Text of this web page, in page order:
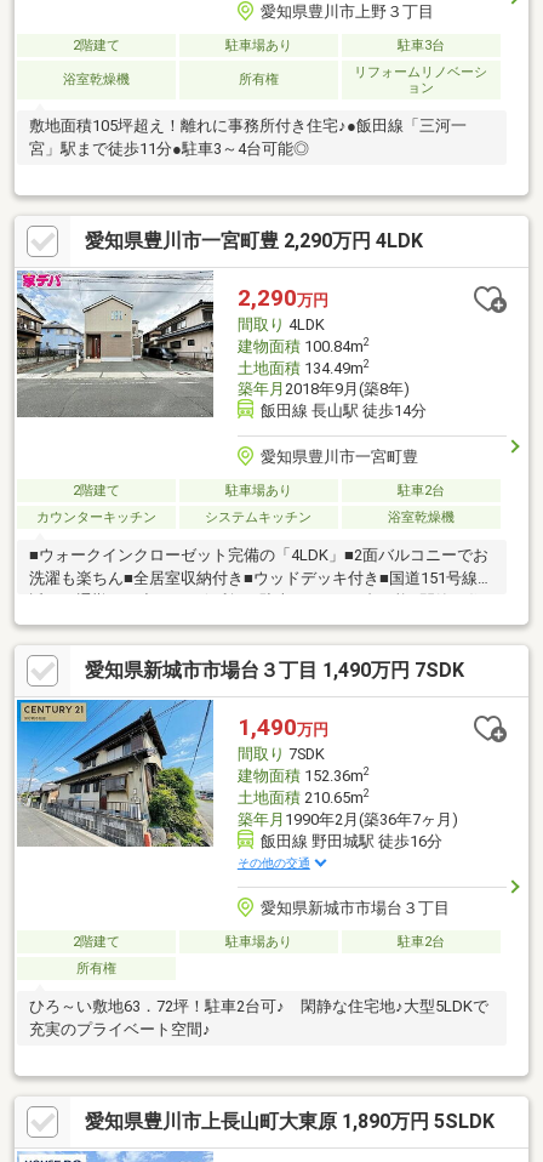
愛知県豊川市上野３丁目
2階建て 駐車場あり 駐車3台
浴室乾燥機 所有権
リフォームリノベーシ
ョン
敷地面積105坪超え！離れに事務所付き住宅♪●飯田線「三河一
宮」駅まで徒歩11分●駐車3～4台可能◎
愛知県豊川市一宮町豊 2,290万円 4LDK
2,290万円
間取り 4LDK
建物面積100.84m2
土地面積134.49m2
築年月 2018年9月(築8年)
飯田線 長山駅 徒歩14分
愛知県豊川市一宮町豊
2階建て 駐車場あり
駐車2台
カウンターキッチン
システムキッチン 浴室乾燥機
■ウォークインクローゼット完備の「4LDK」■2面バルコニーでお
洗濯も楽ちん■全居室収納付き■ウッドデッキ付き■国道151号線が
宅地♪
愛知県新城市市場台３丁目 1,490万円 7SDK
1,490万円
間取り 7SDK
建物面積152.36m2
土地面積210.65m2
築年月 1990年2月(築36年7ヶ月)
飯田線 野田城駅 徒歩16分
その他の交通
愛知県新城市市場台３丁目
2階建て 駐車場あり
駐車2台
所有権
ひろ～い敷地63．72坪！駐車2台可♪ 閑静な住宅地♪大型5LDKで
充実のプライベート空間♪
愛知県豊川市上長山町大東原 1,890万円 5SLDK